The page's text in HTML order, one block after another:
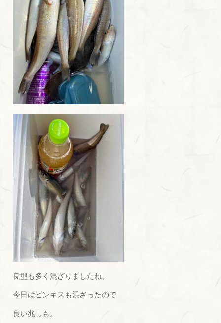
良型も多く混ざりましたね。
今日はピンキスも混ざったので
良い兆しも。